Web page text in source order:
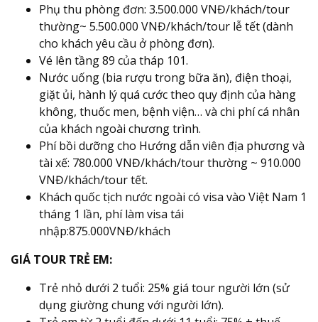
Phụ thu phòng đơn: 3.500.000 VNĐ/khách/tour
thường~ 5.500.000 VNĐ/khách/tour lễ tết (dành
cho khách yêu cầu ở phòng đơn).
Vé lên tầng 89 của tháp 101.
Nước uống (bia rượu trong bữa ăn), điện thoại,
giặt ủi, hành lý quá cước theo quy định của hàng
không, thuốc men, bệnh viện… và chi phí cá nhân
của khách ngoài chương trình.
Phí bồi dưỡng cho Hướng dẫn viên địa phương và
tài xế: 780.000 VNĐ/khách/tour thường ~ 910.000
VNĐ/khách/tour tết.
Khách quốc tịch nước ngoài có visa vào Việt Nam 1
tháng 1 lần, phí làm visa tái
nhập:875.000VNĐ/khách
GIÁ TOUR TRẺ EM:
Trẻ nhỏ dưới 2 tuổi: 25% giá tour người lớn (sử
dụng giường chung với người lớn).